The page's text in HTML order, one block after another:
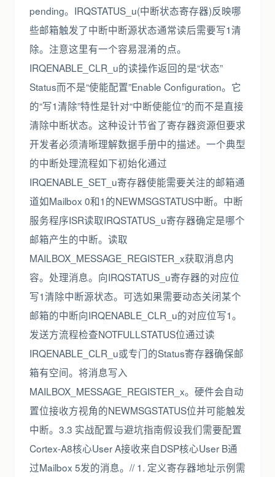
pending。IRQSTATUS_u(中断状态寄存器)反映哪
些邮箱触发了中断中断源状态通常读后需要写1清
除。注意这里有一个容易混淆的点。
IRQENABLE_CLR_u的读操作返回的是“状态”
Status而不是“使能配置”Enable Configuration。它
的“写1清除”特性是针对“中断使能位”的而不是直接
清除中断状态。这种设计节省了寄存器资源但要求
开发者必须清晰理解数据手册中的描述。一个典型
的中断处理流程如下初始化通过
IRQENABLE_SET_u寄存器使能需要关注的邮箱通
道如Mailbox 0和1的NEWMSGSTATUS中断。中断
服务程序ISR读取IRQSTATUS_u寄存器确定是哪个
邮箱产生的中断。读取
MAILBOX_MESSAGE_REGISTER_x获取消息内
容。处理消息。向IRQSTATUS_u寄存器的对应位
写1清除中断源状态。可选如果需要动态关闭某个
邮箱的中断向IRQENABLE_CLR_u的对应位写1。
发送方流程检查NOTFULLSTATUS位通过读
IRQENABLE_CLR_u或专门的Status寄存器确保邮
箱有空间。将消息写入
MAILBOX_MESSAGE_REGISTER_x。硬件会自动
置位接收方视角的NEWMSGSTATUS位并可能触发
中断。3.3 实战配置与避坑指南假设我们需要配置
Cortex-A8核心User A接收来自DSP核心User B通
过Mailbox 5发的消息。// 1. 定义寄存器地址示例需